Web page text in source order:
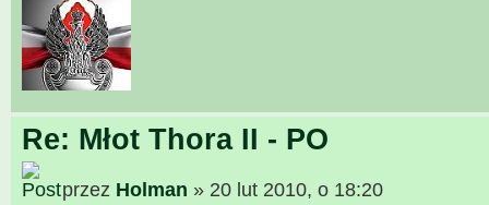
Re: Młot Thora II - PO
przez Holman » 20 lut 2010, o 18:20